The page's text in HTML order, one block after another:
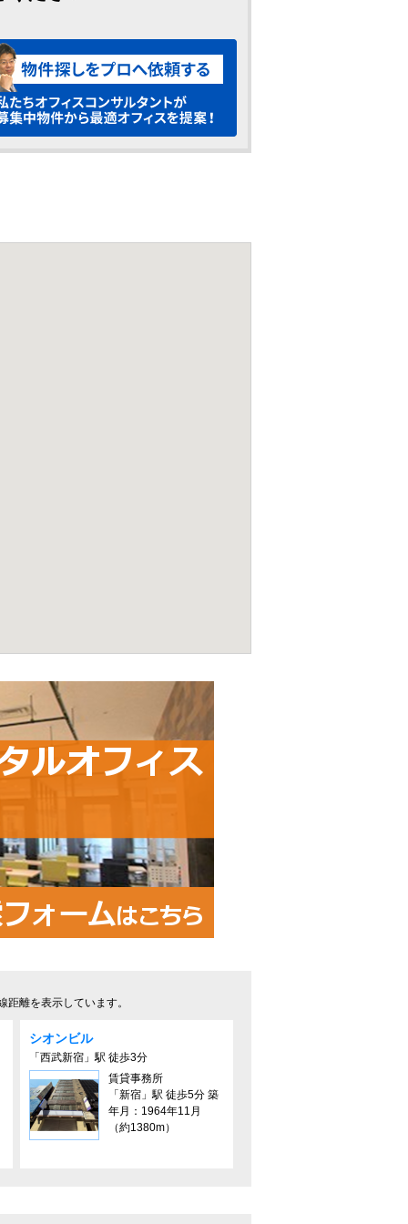
離を表示しています。
シオンビル
「西武新宿」駅 徒歩3分
賃貸事務所
「新宿」駅 徒歩5分 築
年月：1964年11月
（約1380m）